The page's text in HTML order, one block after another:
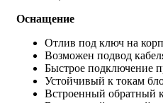
Оснащение
Отлив под ключ на
Возможен подвод
Быстрое подключение
Устойчивый к токам
Встроенный обратный